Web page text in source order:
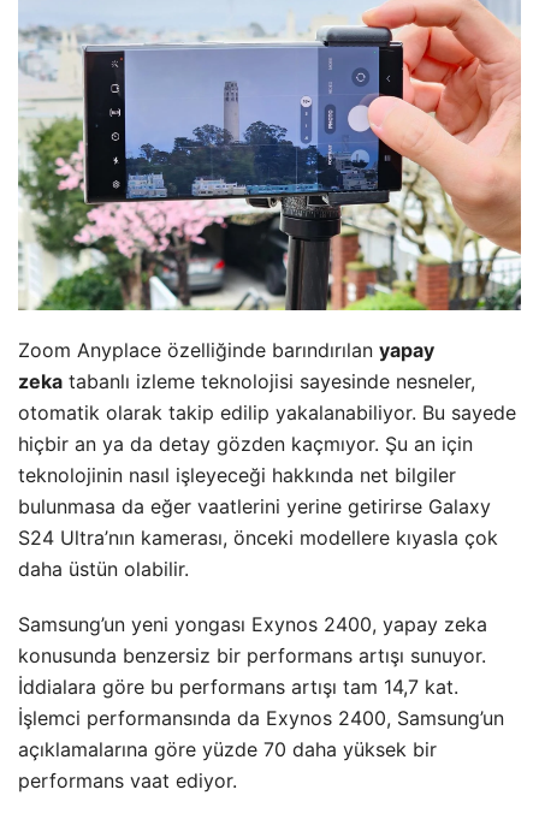
Zoom Anyplace özelliğinde barındırılan yapay
zeka tabanlı izleme teknolojisi sayesinde nesneler,
otomatik olarak takip edilip yakalanabiliyor. Bu sayede
hiçbir an ya da detay gözden kaçmıyor. Şu an için
teknolojinin nasıl işleyeceği hakkında net bilgiler
bulunmasa da eğer vaatlerini yerine getirirse Galaxy
S24 Ultra’nın kamerası, önceki modellere kıyasla çok
daha üstün olabilir.
Samsung’un yeni yongası Exynos 2400, yapay zeka
konusunda benzersiz bir performans artışı sunuyor.
İddialara göre bu performans artışı tam 14,7 kat.
İşlemci performansında da Exynos 2400, Samsung’un
açıklamalarına göre yüzde 70 daha yüksek bir
performans vaat ediyor.